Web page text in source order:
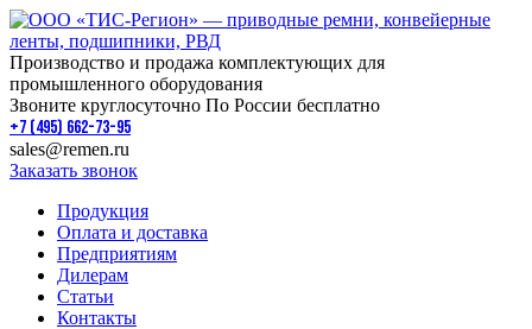
Производство и продажа комплектующих для
промышленного оборудования
Звоните круглосуточно По России бесплатно
+7 (495) 662-73-95
sales@remen.ru
Заказать звонок
Продукция
Оплата и доставка
Предприятиям
Дилерам
Статьи
Контакты